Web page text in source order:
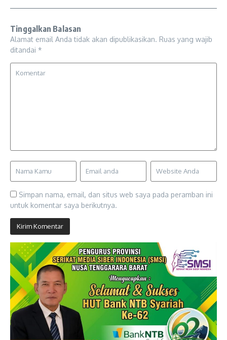
Tinggalkan Balasan
Alamat email Anda tidak akan dipublikasikan. Ruas yang wajib
ditandai *
Simpan nama, email, dan situs web saya pada peramban ini
untuk komentar saya berikutnya.